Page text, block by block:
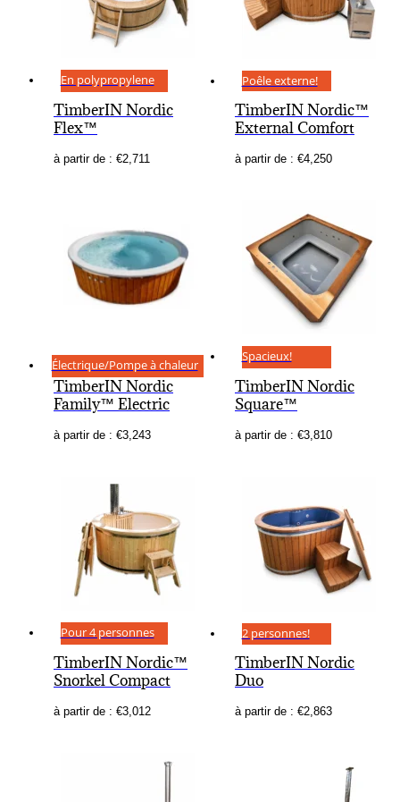
En polypropylene
TimberIN Nordic
Flex™
à partir de : €2,711
Poêle externe!
TimberIN Nordic™
External Comfort
à partir de : €4,250
Électrique/Pompe à chaleur
TimberIN Nordic
Family™ Electric
à partir de : €3,243
Spacieux!
TimberIN Nordic
Square™
à partir de : €3,810
Pour 4 personnes
TimberIN Nordic™
Snorkel Compact
à partir de : €3,012
2 personnes!
TimberIN Nordic
Duo
à partir de : €2,863